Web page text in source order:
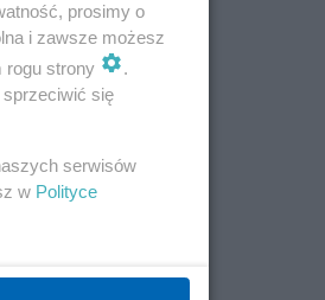
prosimy o
i zawsze możesz
rogu strony
.
się
serwisów
w Polityce